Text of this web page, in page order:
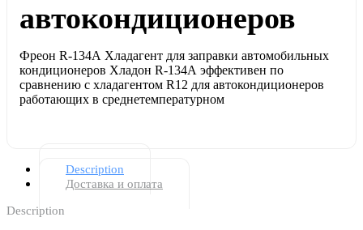
автокондиционеров
Фреон R-134А Хладагент для заправки автомобильных
кондиционеров Хладон R-134А эффективен по
сравнению с хладагентом R12 для автокондиционеров
работающих в среднетемпературном
Description
Доставка и оплата
Description